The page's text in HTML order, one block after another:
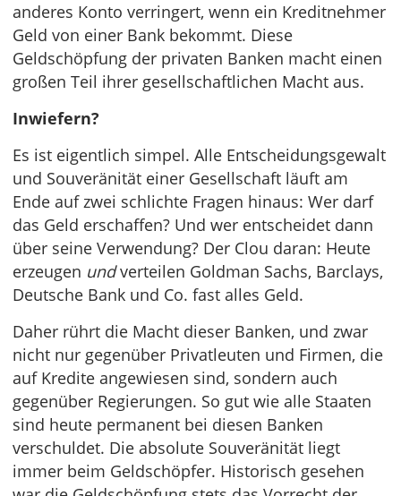
anderes Konto verringert, wenn ein Kreditnehmer
Geld von einer Bank bekommt. Diese
Geldschöpfung der privaten Banken macht einen
großen Teil ihrer gesellschaftlichen Macht aus.
Inwiefern?
Es ist eigentlich simpel. Alle Entscheidungsgewalt
und Souveränität einer Gesellschaft läuft am
Ende auf zwei schlichte Fragen hinaus: Wer darf
das Geld erschaffen? Und wer entscheidet dann
über seine Verwendung? Der Clou daran: Heute
erzeugen undverteilen Goldman Sachs, Barclays,
Deutsche Bank und Co. fast alles Geld.
Daher rührt die Macht dieser Banken, und zwar
nicht nur gegenüber Privatleuten und Firmen, die
auf Kredite angewiesen sind, sondern auch
gegenüber Regierungen. So gut wie alle Staaten
sind heute permanent bei diesen Banken
verschuldet. Die absolute Souveränität liegt
immer beim Geldschöpfer. Historisch gesehen